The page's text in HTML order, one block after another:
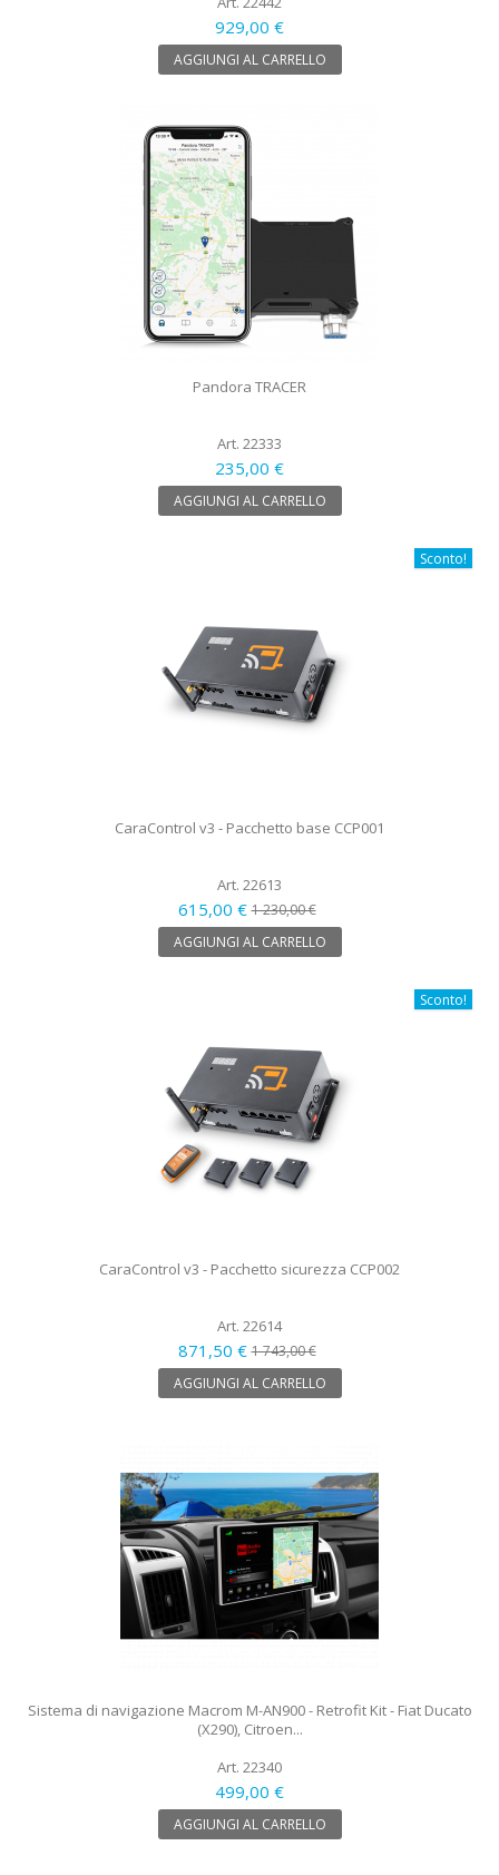
929,00 €
AGGIUNGI AL CARRELLO
Pandora TRACER
Art. 22333
235,00 €
AGGIUNGI AL CARRELLO
Sconto!
CaraControl v3 - Pacchetto base CCP001
Art. 22613
615,00 €1 230,00 €
AGGIUNGI AL CARRELLO
Sconto!
CaraControl v3 - Pacchetto sicurezza CCP002
Art. 22614
871,50 €1 743,00 €
AGGIUNGI AL CARRELLO
Sistema di navigazione Macrom M-AN900 - Retrofit Kit - Fiat Ducato
(X290), Citroen...
Art. 22340
499,00 €
AGGIUNGI AL CARRELLO